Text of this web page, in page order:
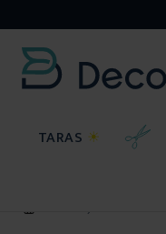
TARAS ☀
Firany